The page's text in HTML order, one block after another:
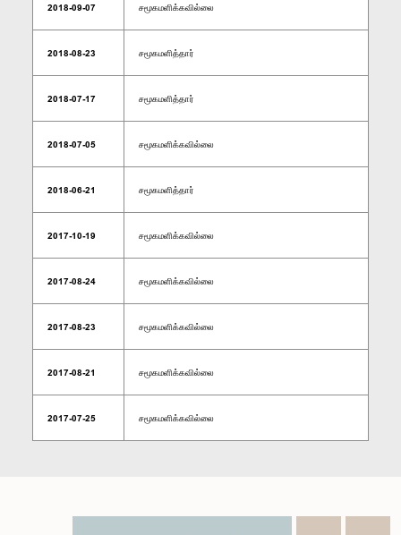
2018-09-07 சமூகமளிக்கவில்லை
2018-08-23 சமூகமளித்தார்
2018-07-17 சமூகமளித்தார்
2018-07-05 சமூகமளிக்கவில்லை
2018-06-21 சமூகமளித்தார்
2017-10-19 சமூகமளிக்கவில்லை
2017-08-24 சமூகமளிக்கவில்லை
2017-08-23 சமூகமளிக்கவில்லை
2017-08-21 சமூகமளிக்கவில்லை
2017-07-25 சமூகமளிக்கவில்லை